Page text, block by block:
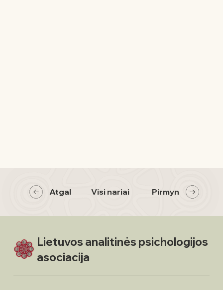
Atgal Visi nariai Pirmyn
Lietuvos analitinės psichologijos
asociacija